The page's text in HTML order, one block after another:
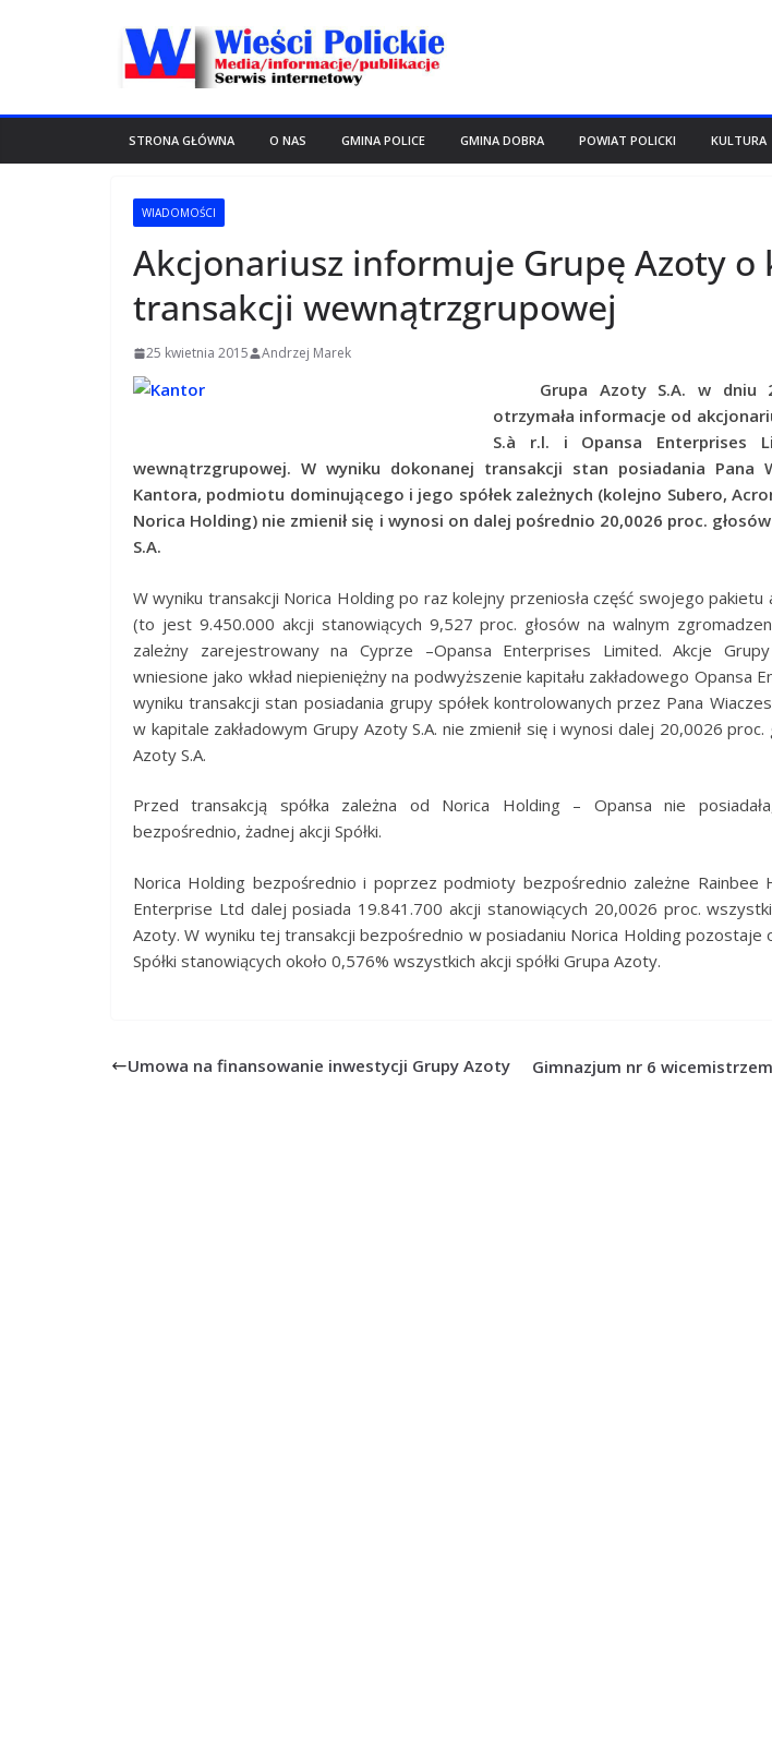
STRONA GŁÓWNA O NAS GMINA POLICE GMINA DOBRA POWIAT POLICKI KULTURA
WIADOMOŚCI
Akcjonariusz informuje Grupę Azoty o
transakcji wewnątrzgrupowej
25 kwietnia 2015 Andrzej Marek
Grupa Azoty S.A. w dniu
otrzymała informacje od
S.à r.l. i Opansa Enterprises
wewnątrzgrupowej. W wyniku dokonanej transakcji stan posiadania Pana
Kantora, podmiotu dominującego i jego spółek zależnych (kolejno Subero,
Norica Holding) nie zmienił się i wynosi on dalej pośrednio 20,0026 proc.
S.A.
W wyniku transakcji Norica Holding po raz kolejny przeniosła część swojego pakietu
(to jest 9.450.000 akcji stanowiących 9,527 proc. głosów na walnym
zależny zarejestrowany na Cyprze –Opansa Enterprises Limited. Akcje
wniesione jako wkład niepieniężny na podwyższenie kapitału zakładowego Opansa
wyniku transakcji stan posiadania grupy spółek kontrolowanych przez Pana
w kapitale zakładowym Grupy Azoty S.A. nie zmienił się i wynosi dalej 20,0026 proc.
Azoty S.A.
Przed transakcją spółka zależna od Norica Holding – Opansa nie
bezpośrednio, żadnej akcji Spółki.
Norica Holding bezpośrednio i poprzez podmioty bezpośrednio zależne Rainbee
Enterprise Ltd dalej posiada 19.841.700 akcji stanowiących 20,0026 proc.
Azoty. W wyniku tej transakcji bezpośrednio w posiadaniu Norica Holding pozostaje
Spółki stanowiących około 0,576% wszystkich akcji spółki Grupa Azoty.
Umowa na finansowanie inwestycji Grupy Azoty
Gimnazjum nr 6